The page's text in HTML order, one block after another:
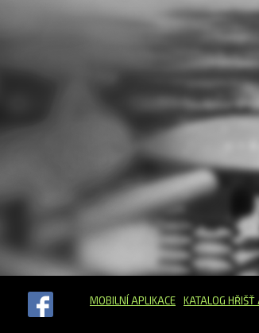
MOBILNÍ APLIKACE KATALOG HŘIŠŤ